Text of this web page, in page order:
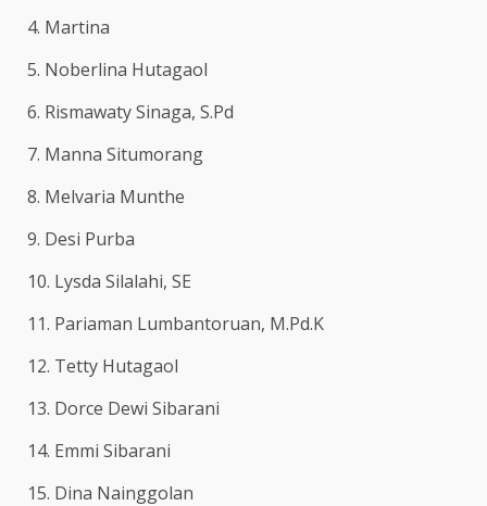
4. Martina
5. Noberlina Hutagaol
6. Rismawaty Sinaga, S.Pd
7. Manna Situmorang
8. Melvaria Munthe
9. Desi Purba
10. Lysda Silalahi, SE
11. Pariaman Lumbantoruan, M.Pd.K
12. Tetty Hutagaol
13. Dorce Dewi Sibarani
14. Emmi Sibarani
15. Dina Nainggolan